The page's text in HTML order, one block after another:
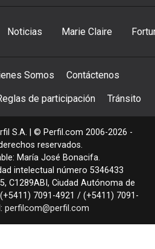
Noticias Marie Claire
Somos Contáctenos
de participación Tránsito
S.A. | © Perfil.com 2006-2026 -
reservados.
María José Bonacifa.
intelectual número 5346433
, C1289ABI , Ciudad Autónoma de
(+5411) 7091-4921 / (+5411) 7091-
perfilcom@perfil.com